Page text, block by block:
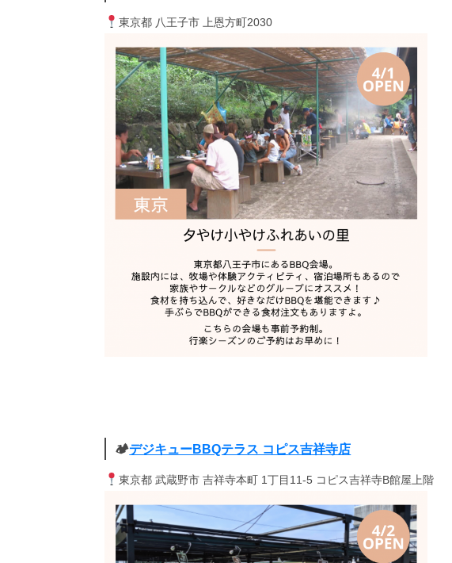
東京都 八王子市 上恩方町2030
🏕デジキューBBQテラス コピス吉祥寺店
東京都 武蔵野市 吉祥寺本町 1丁目11-5 コピス吉祥寺B館屋上階